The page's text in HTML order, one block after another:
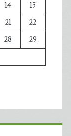
14
15
21
22
28
29